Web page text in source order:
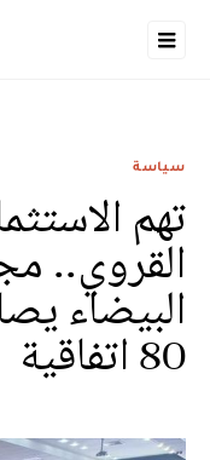
سياسة
تهم
القروي..
البيضاء
80 اتفاقية